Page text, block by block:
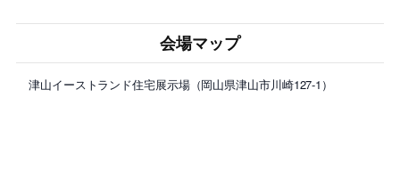
会場マップ
津山イーストランド住宅展示場（岡山県津山市川崎127-1）